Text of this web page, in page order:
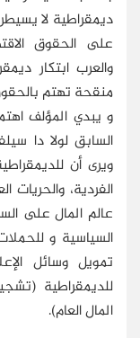
ديمقراطية لا
على الحقوق
والعرب ابتكار
منقحة تهتم
و يبدي المؤلف
السابق لولا دا
ويرى أن
الفردية، والحريات
عالم المال على
السياسية و
تمويل وسائل
للديمقراطية
المال العام).